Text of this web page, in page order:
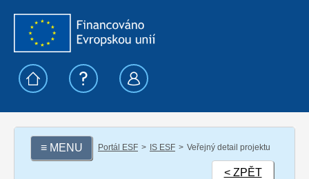
≡ MENU Portál ESF IS ESF Veřejný detail projektu
< ZPĚT